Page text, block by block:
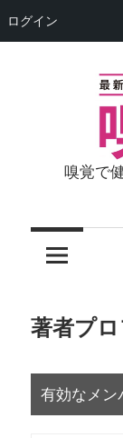
ログイン
ぎ
レ
（荘
司
嗅覚で
著者プ
有効なメン